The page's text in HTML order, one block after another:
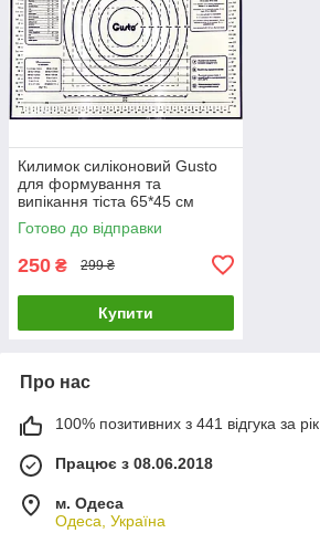
Килимок силіконовий Gusto
для формування та
випікання тіста 65*45 см
Готово до відправки
250 ₴ 299 ₴
Купити
Про нас
100% позитивних з 441 відгука за рік
Працює з 08.06.2018
м. Одеса
Одеса, Україна